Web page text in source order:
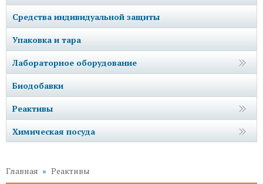
Средства индивидуальной защиты
Упаковка и тара
Лабораторное оборудование
Биодобавки
Реактивы
Химическая посуда
Главная Реактивы